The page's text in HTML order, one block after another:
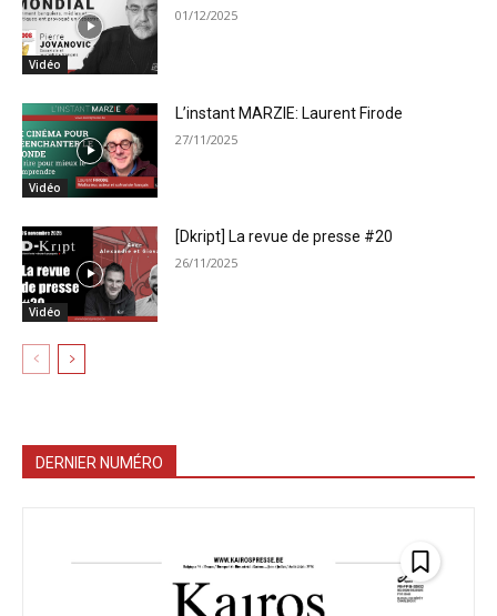
Vidéo
01/12/2025
Vidéo
L’instant MARZIE: Laurent Firode
27/11/2025
Vidéo
[Dkript] La revue de presse #20
26/11/2025
DERNIER NUMÉRO